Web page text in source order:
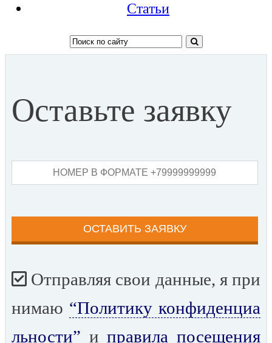
Статьи
Оставьте заявку
Отправляя свои данные, я при
нимаю “Политику конфиденциа
льности” иправила посещения